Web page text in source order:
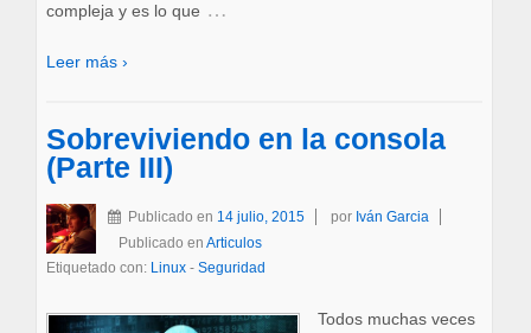
compleja y es lo que …
Leer más ›
Sobreviviendo en la consola
(Parte III)
Publicado en 14 julio, 2015 por Iván Garcia
Publicado en Articulos
Etiquetado con: Linux- Seguridad
Todos muchas veces